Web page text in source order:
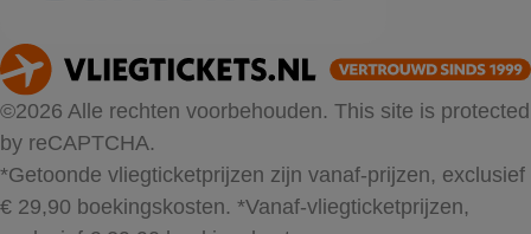
©2026 Alle rechten voorbehouden. This site is protected
by reCAPTCHA.
*Getoonde vliegticketprijzen zijn vanaf-prijzen, exclusief
€ 29,90 boekingskosten. *Vanaf-vliegticketprijzen,